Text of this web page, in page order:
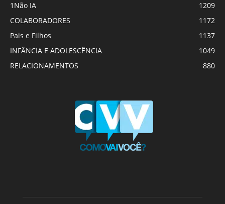
1Não IA
1209
COLABORADORES
1172
Pais e Filhos
1137
INFÂNCIA E ADOLESCÊNCIA
1049
RELACIONAMENTOS
880